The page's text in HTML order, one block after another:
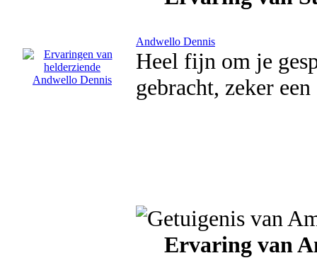
Andwello Dennis
Heel fijn om je
gebracht, zeker
Ervaring van